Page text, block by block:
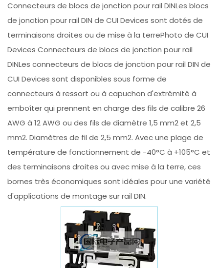
Connecteurs de blocs de jonction pour rail DINLes blocs
de jonction pour rail DIN de CUI Devices sont dotés de
terminaisons droites ou de mise à la terrePhoto de CUI
Devices Connecteurs de blocs de jonction pour rail
DINLes connecteurs de blocs de jonction pour rail DIN de
CUI Devices sont disponibles sous forme de
connecteurs à ressort ou à capuchon d'extrémité à
emboîter qui prennent en charge des fils de calibre 26
AWG à 12 AWG ou des fils de diamètre 1,5 mm2 et 2,5
mm2. Diamètres de fil de 2,5 mm2. Avec une plage de
température de fonctionnement de -40°C à +105°C et
des terminaisons droites ou avec mise à la terre, ces
bornes très économiques sont idéales pour une variété
d'applications de montage sur rail DIN.